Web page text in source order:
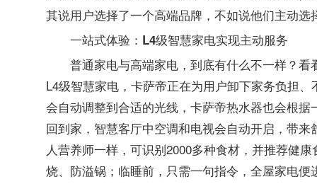
其说用户选择了一个高端品牌，不如说他们主动
一站式体验：L4级智慧家电实现主动服务
普通家电与高端家电，到底有什么不一样？
L4级智慧家电，卡萨帝正在为用户卸下家务负担
会自动调整到合适的光线，卡萨帝热水器也会根
回到家，智慧客厅中空调和电视会自动开启，带
人营养师一样，可识别2000多种食材，并推荐健
烧、防溢锅；临睡前，只需一句指令，全屋家电